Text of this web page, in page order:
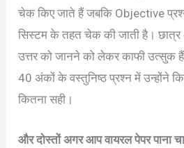
चेक किए जाते हैं जबकि Objective
सिस्टम के तहत चेक की जाती है। छात्र
उत्तर को जानने को लेकर काफी उत्सुक
40 अंकों के वस्तुनिष्ठ प्रश्न में उन्होंने
कितना सही।
और दोस्तों अगर आप वायरल पेपर पाना